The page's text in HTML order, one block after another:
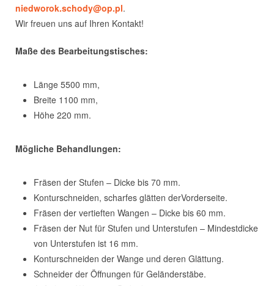
niedworok.schody@op.pl.
Wir freuen uns auf Ihren Kontakt!
Maße des Bearbeitungstisches:
Länge 5500 mm,
Breite 1100 mm,
Höhe 220 mm.
Mögliche Behandlungen:
Fräsen der Stufen – Dicke bis 70 mm.
Konturschneiden, scharfes glätten derVorderseite.
Fräsen der vertieften Wangen – Dicke bis 60 mm.
Fräsen der Nut für Stufen und Unterstufen – Mindestdicke
von Unterstufen ist 16 mm.
Konturschneiden der Wange und deren Glättung.
Schneider der Öffnungen für Geländerstäbe.